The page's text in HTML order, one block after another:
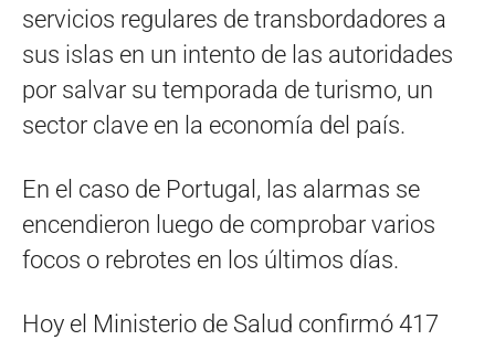
servicios regulares de transbordadores a
sus islas en un intento de las autoridades
por salvar su temporada de turismo, un
sector clave en la economía del país.
En el caso de Portugal, las alarmas se
encendieron luego de comprobar varios
focos o rebrotes en los últimos días.
Hoy el Ministerio de Salud confirmó 417